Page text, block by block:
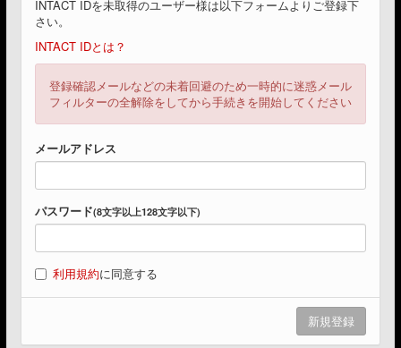
INTACT IDを未取得のユーザー様は以下フォームよりご登録下
さい。
INTACT IDとは？
登録確認メールなどの未着回避のため一時的に迷惑メール
フィルターの全解除をしてから手続きを開始してください
メールアドレス
パスワード(8文字以上128文字以下)
利用規約に同意する